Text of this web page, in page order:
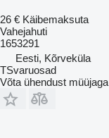
26 € Käibemaksuta
Vahejahuti
1653291
Eesti, Kõrveküla
TSvaruosad
Võta ühendust müüjaga